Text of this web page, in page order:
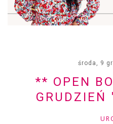
środa, 9
** OPEN
GRUDZIEŃ